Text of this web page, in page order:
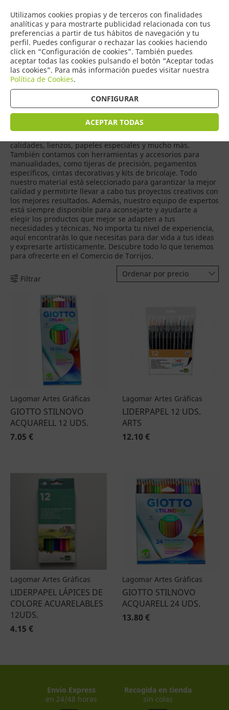
Utilizamos cookies propias y de terceros con finalidades
analíticas y para mostrarte publicidad relacionada con tus
preferencias a partir de tus hábitos de navegación y tu
perfil. Puedes configurar o rechazar las cookies haciendo
click en “Configuración de cookies”. También puedes
aceptar todas las cookies pulsando el botón “Aceptar todas
las cookies”. Para más información puedes visitar nuestra
Política de Cookies.
CONFIGURAR
ACEPTAR TODAS
0
COMERCIO
DE TORRIJOS
Productos (4)
Si eres un apasionado de las bellas artes y las
manualidades, nuestra tienda es el destino perfecto para
encontrar todo el material que necesitas. Ofrecemos una
amplia gama de productos, incluyendo pinturas acrílicas,
calidades, lienzos, papeles especiales y mucho más.
También contamos con herramientas y accesorios para
manualidades, como tijeras de precisión, pegamentos
específicos, cintas decorativas y kits de bricolaje. Todo
nuestro material está seleccionado para garantizar la mejor
calidad y permitirte llevar a cabo tus proyectos creativos con
los mejores resultados. Además, nuestro equipo de expertos
está siempre disponible para aconsejarte y ayudarte a
elegir los productos que mejor se adapten a tus
necesidades y técnicas. No importa tu nivel de experiencia,
aquí encontrarás lo que necesitas para dar vida a tus ideas
y expresarte artísticamente. Descubre todo lo que tenemos
para ofrecerte en el Comercio de Torrijos.
Filtrar
Ordenar por precio
Lagomar Artes Gráficas
GIOTTO STILNOVO
ACQUARELL 12 UDS.
7.05 €
Lagomar Artes Gráficas
LIDERPAPEL 12 UDS.
ARTS
12.10 €
Lagomar Artes Gráficas
LIDERPAPEL LÁPICES DE
COLORE ACUARELABLES
12UDS.
4.15 €
Lagomar Artes Gráficas
GIOTTO STILNOVO
ACQUARELL 24 UDS.
13.80 €
Envio Express
en 24/48 horas
Recogida en tienda
sin colas